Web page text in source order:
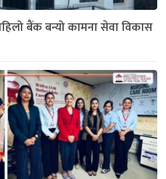
बैंक बन्यो कामना सेवा विकास